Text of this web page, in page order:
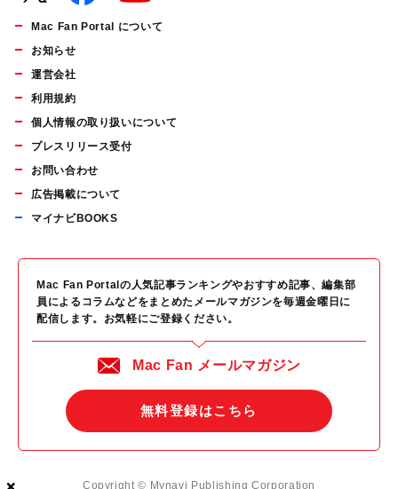
Mac Fan Portal について
お知らせ
運営会社
利用規約
個人情報の取り扱いについて
プレスリリース受付
お問い合わせ
広告掲載について
マイナビBOOKS
Mac Fan Portalの人気記事ランキングやおすすめ記事、編集部
員によるコラムなどをまとめたメールマガジンを毎週金曜日に
配信します。お気軽にご登録ください。
Mac Fan メールマガジン
無料登録はこちら
Copyright © Mynavi Publishing Corporation